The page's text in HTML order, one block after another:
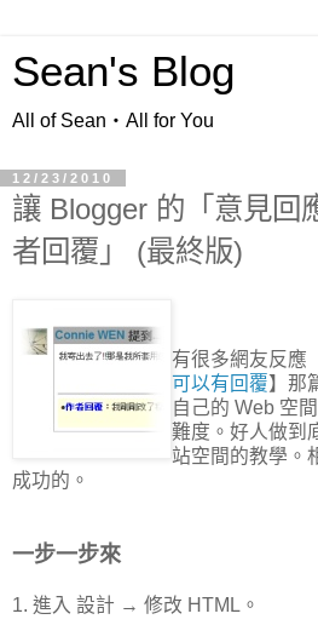
Sean's Blog
All of Sean‧All for You
12/23/2010
讓 Blogger 的「意見回
者回覆」 (最終版)
有很多網友反應
可以有回覆】那
自己的 Web 空
難度。好人做到
站空間的教學。
成功的。
一步一步來
1. 進入 設計 → 修改 HTML。